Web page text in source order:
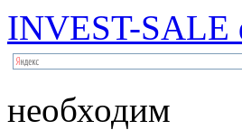
INVEST-SALE
необходим